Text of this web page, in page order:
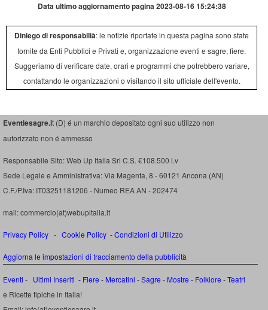
Data ultimo aggiornamento pagina 2023-08-16 15:24:38
Diniego di responsabilià: le notizie riportate in questa pagina sono state
fornite da Enti Pubblici e Privati e, organizzazione eventi e sagre, fiere.
Suggeriamo di verificare date, orari e programmi che potrebbero variare,
contattando le organizzazioni o visitando il sito ufficiale dell'evento.
Eventiesagre.it (D) é un marchio depositato ogni suo utilizzo non
autorizzato non é ammesso
Responsabile Sito: Web Up Italia Srl C.S. €108.500 i.v
Sede Legale e Amministrativa: Via Magenta, 8 - 60121 Ancona (AN)
C.F./P.Iva: IT03251181206 - Numeo REA AN - 202474
mail: commercio(at)webupitalia.it
Privacy Policy - Cookie Policy -Condizioni di Utilizzo
Aggiorna le impostazioni di tracciamento della pubblicità
Eventi - Ultimi Inseriti - Fiere - Mercatini -Sagre - Mostre - Folklore -Teatri
e Ricette tipiche in Italia!